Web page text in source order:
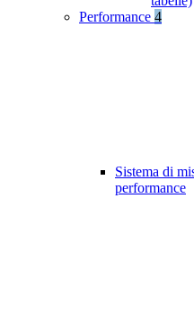
Performance 4
Sistema di
performance